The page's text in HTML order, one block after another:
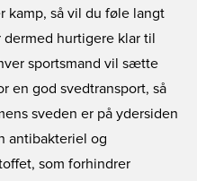
så vil du føle langt
hurtigere klar til
sportsmand vil sætte
en god svedtransport, så
sveden er på ydersiden
antibakteriel og
som forhindrer